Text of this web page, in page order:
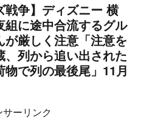
戦争】ディズニー 横
組に途中合流するグル
厳しく注意「注意を
列から追い出された
で列の最後尾」11月
サーリンク